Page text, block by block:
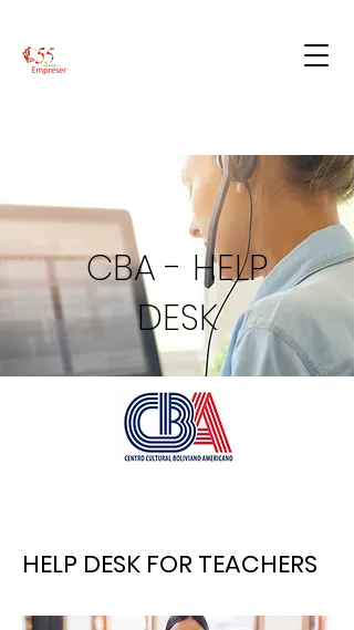
CBA - HELP
DESK
HELP DESK FOR TEACHERS